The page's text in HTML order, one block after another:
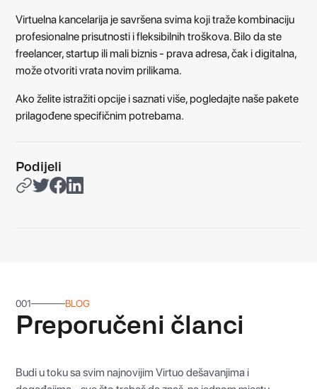
Virtuelna kancelarija je savršena svima koji traže kombinaciju
profesionalne prisutnosti i fleksibilnih troškova. Bilo da ste
freelancer, startup ili mali biznis - prava adresa, čak i digitalna,
može otvoriti vrata novim prilikama.
Ako želite istražiti opcije i saznati više, pogledajte naše pakete
prilagođene specifičnim potrebama.
Podijeli
001 BLOG
Preporučeni članci
Budi u toku sa svim najnovijim Virtuo dešavanjima i